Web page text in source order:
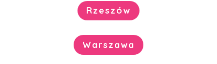
Rzeszów
Warszawa